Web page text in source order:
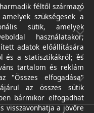
féltől származó
szükségesek a
sütik, amelyek
használatakor;
adatok előállítására
és a statisztikákról; és
tartalom és reklám
"Összes elfogadása"
az összes sütik
bármikor elfogadhat
visszavonhatja a jövőre